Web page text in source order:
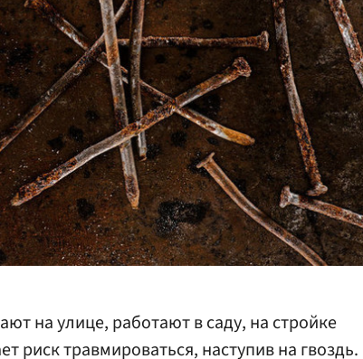
на улице, работают в саду, на стройке
риск травмироваться, наступив на гвоздь.